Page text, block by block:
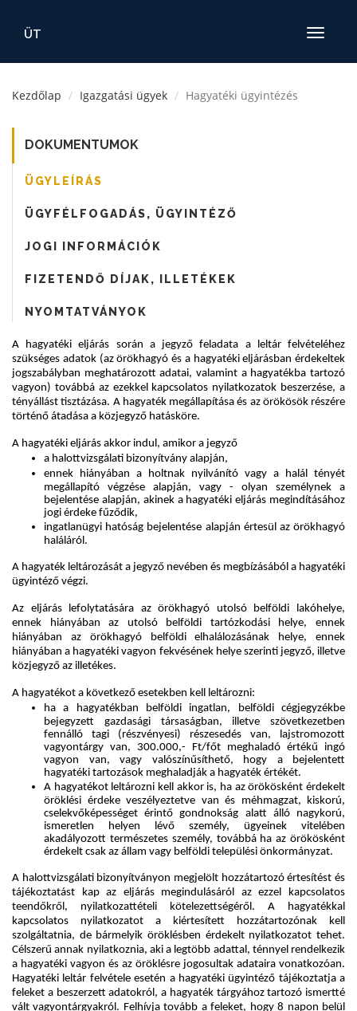
Toggle
ÜT
Kezdőlap Igazgatási ügyek Hagyatéki ügyintézés
DOKUMENTUMOK
ÜGYLEÍRÁS
ÜGYFÉLFOGADÁS, ÜGYINTÉZŐ
JOGI INFORMÁCIÓK
FIZETENDŐ DÍJAK, ILLETÉKEK
NYOMTATVÁNYOK